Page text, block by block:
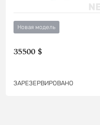
Новая модель
35500 $
ЗАРЕЗЕРВИРОВАНО